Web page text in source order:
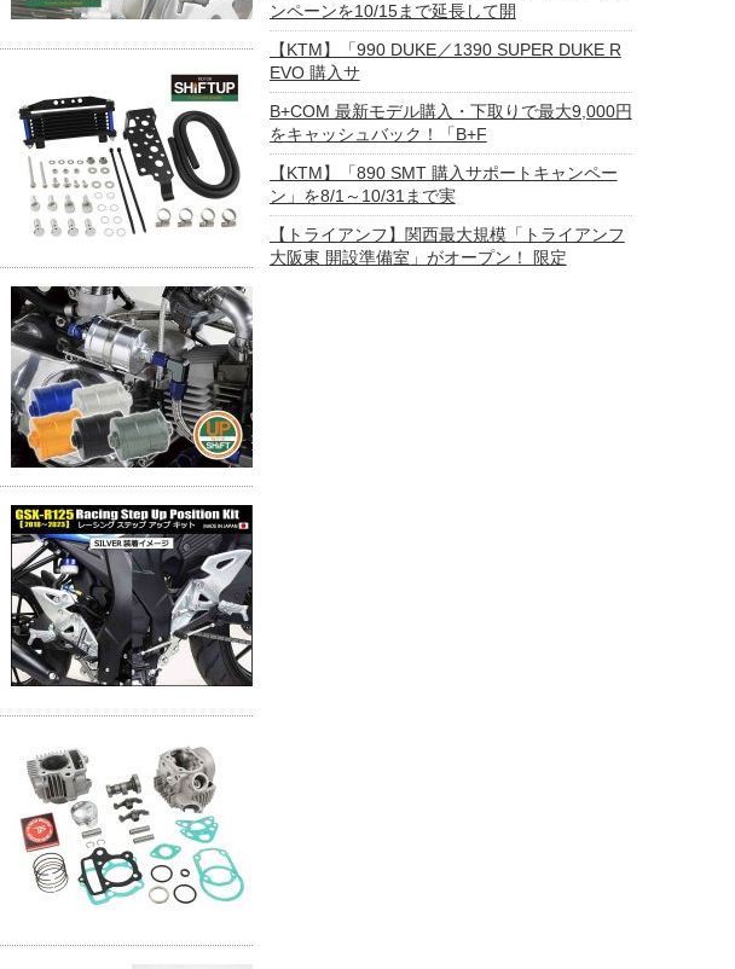
ンペーンを10/15まで延長して開
【KTM】「990 DUKE／1390 SUPER DUKE R
EVO 購入サ
B+COM 最新モデル購入・下取りで最大9,000円
をキャッシュバック！「B+F
【KTM】「890 SMT 購入サポートキャンペー
ン」を8/1～10/31まで実
【トライアンフ】関西最大規模「トライアンフ
大阪東 開設準備室」がオープン！ 限定